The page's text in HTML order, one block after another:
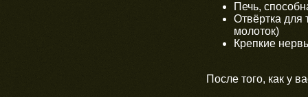
Печь,
Отвёртка для
молоток)
Крепкие
После того, как у